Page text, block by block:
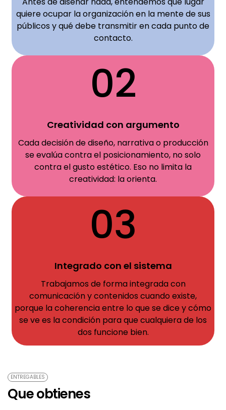
quiere ocupar la organización en la mente de sus
públicos y qué debe transmitir en cada punto de
contacto.
02
Creatividad con argumento
Cada decisión de diseño, narrativa o producción
se evalúa contra el posicionamiento, no solo
contra el gusto estético. Eso no limita la
creatividad: la orienta.
03
Integrado con el sistema
Trabajamos de forma integrada con
comunicación y contenidos cuando existe,
porque la coherencia entre lo que se dice y cómo
se ve es la condición para que cualquiera de los
dos funcione bien.
ENTREGABLES
Que obtienes